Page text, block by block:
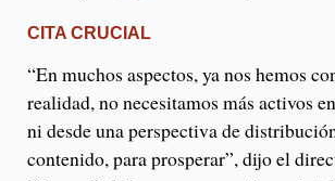
CITA CRUCIAL
“En muchos aspectos, ya nos hemos
realidad, no necesitamos más activos
ni desde una perspectiva de
contenido, para prosperar”, dijo el